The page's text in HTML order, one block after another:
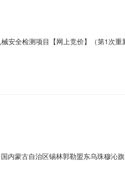
安全检测项目【网上竞价】（第1次重
定1名成交供应商；4、服务期：自合
内蒙古自治区锡林郭勒盟东乌珠穆沁